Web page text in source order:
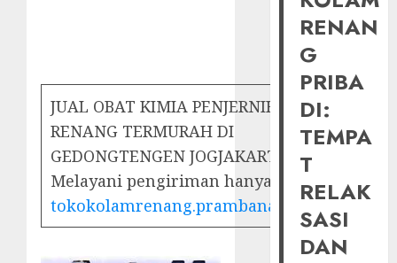
JUAL OBAT KIMIA PENJERNIH KOLAM
RENANG TERMURAH DI
GEDONGTENGEN JOGJAKARTA
Melayani pengiriman hanya di :
tokokolamrenang.prambananfamily.com
RENAN
G
PRIBA
DI:
TEMPA
T
RELAK
SASI
DAN